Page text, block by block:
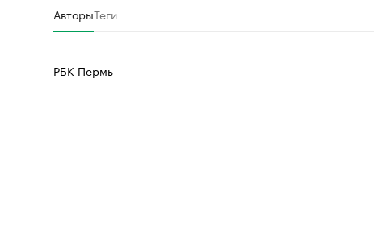
АвторыТеги
РБК Пермь